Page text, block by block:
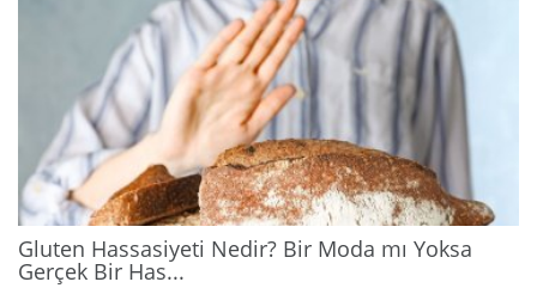
Gluten Hassasiyeti Nedir? Bir Moda mı Yoksa
Gerçek Bir Has...